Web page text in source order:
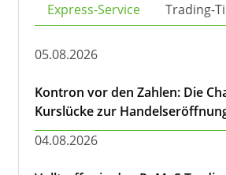
Express-Service Trading-
05.08.2026
Kontron vor den Zahlen: Die
Kurslücke zur
04.08.2026